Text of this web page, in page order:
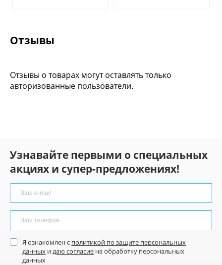
Отзывы
Отзывы о товарах могут оставлять только
авторизованные пользователи.
Узнавайте первыми о специальных
акциях и супер-предложениях!
Я ознакомлен с политикой по защите персональных
данных идаю согласие на обработку персональных
данных